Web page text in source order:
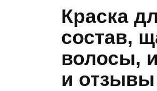
Краска
состав,
волосы,
и отзывы